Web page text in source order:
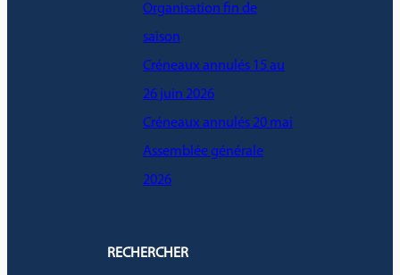
Organisation fin de
saison
Créneaux annulés 15 au
26 juin 2026
Créneaux annulés 20 mai
Assemblée générale
2026
RECHERCHER